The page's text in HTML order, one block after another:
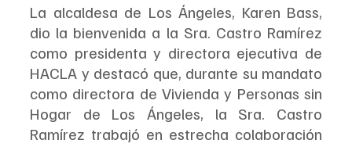
La alcaldesa de Los Ángeles, Karen Bass,
dio la bienvenida a la Sra. Castro Ramírez
como presidenta y directora ejecutiva de
HACLA y destacó que, durante su mandato
como directora de Vivienda y Personas sin
Hogar de Los Ángeles, la Sra. Castro
Ramírez trabajó en estrecha colaboración